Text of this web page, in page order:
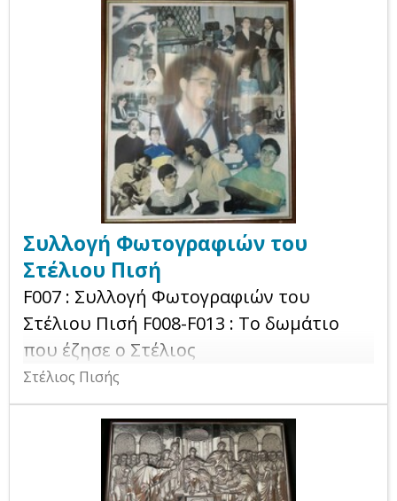
Συλλογή Φωτογραφιών του
Στέλιου Πισή
F007 : Συλλογή Φωτογραφιών του
Στέλιου Πισή F008-F013 : Το δωμάτιο
που έζησε ο Στέλιος
Στέλιος Πισής